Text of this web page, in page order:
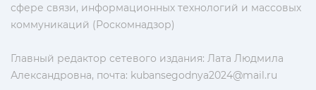
сфере связи, информационных технологий и массовых
коммуникаций (Роскомнадзор)
Главный редактор сетевого издания: Лата Людмила
Александровна, почта: kubansegodnya2024@mail.ru